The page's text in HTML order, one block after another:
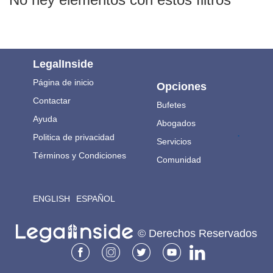
LegalInside
Página de inicio
Contactar
Ayuda
Politica de privacidad
Términos y Condiciones
ENGLISH ESPAÑOL
Opciones
Bufetes
Abogados
Servicios
Comunidad
.
© Derechos Reservados